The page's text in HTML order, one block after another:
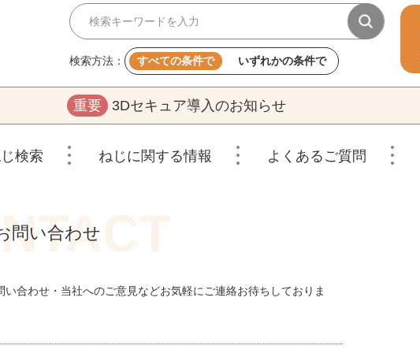
検索方法： すべての条件で いずれかの条件で
重要 3Dセキュア導入のお知らせ
検索 ねじに関する情報 よくあるご質問
問い合わせ
合わせ・当社へのご意見などお気軽にご連絡お待ちしておりま